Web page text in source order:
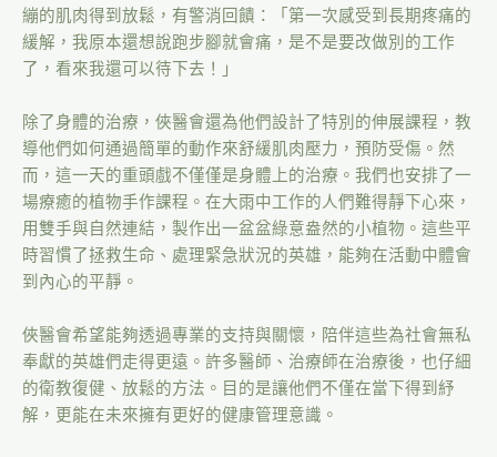
繃的肌肉得到放鬆，有警消回饋：「第一次感受到長期疼痛的
緩解，我原本還想說跑步腳就會痛，是不是要改做別的工作
了，看來我還可以待下去！」
除了身體的治療，俠醫會還為他們設計了特別的伸展課程，教
導他們如何通過簡單的動作來舒緩肌肉壓力，預防受傷。然
而，這一天的重頭戲不僅僅是身體上的治療。我們也安排了一
場療癒的植物手作課程。在大雨中工作的人們難得靜下心來，
用雙手與自然連結，製作出一盆盆綠意盎然的小植物。這些平
時習慣了拯救生命、處理緊急狀況的英雄，能夠在活動中體會
到內心的平靜。
俠醫會希望能夠透過專業的支持與關懷，陪伴這些為社會無私
奉獻的英雄們走得更遠。許多醫師、治療師在治療後，也仔細
的衛教復健、放鬆的方法。目的是讓他們不僅在當下得到紓
解，更能在未來擁有更好的健康管理意識。